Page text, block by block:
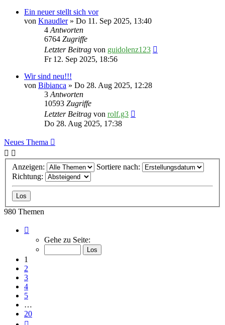
Ein neuer stellt sich vor
von Knaudler» Do 11. Sep 2025, 13:40
4Antworten
6764 Zugriffe
Letzter Beitrag von guidolenz123
Fr 12. Sep 2025, 18:56
Wir sind neu!!!
von Bibianca » Do 28. Aug 2025, 12:28
3Antworten
10593 Zugriffe
Letzter Beitrag von rolf.g3
Do 28. Aug 2025, 17:38
Neues Thema
Anzeigen:
Sortiere nach:
Richtung:
980 Themen
von
Gehe zu Seite:
1
2
3
4
5
…
20